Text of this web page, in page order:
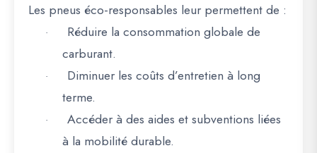
Les pneus éco-responsables leur permettent de :
· Réduire la consommation globale de
carburant.
· Diminuer les coûts d’entretien à long
terme.
· Accéder à des aides et subventions liées
à la mobilité durable.